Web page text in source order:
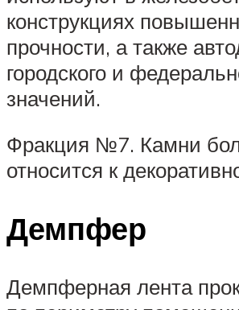
конструкциях
прочности, а также
городского и
значений.
Фракция №7. Камни
относится к
Демпфер
Демпферная лента